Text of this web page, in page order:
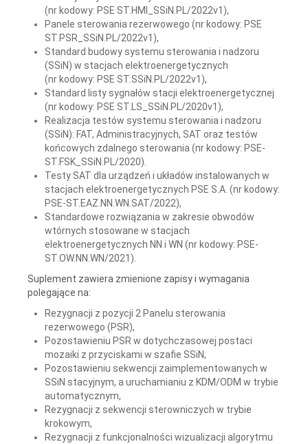
(nr kodowy: PSE ST.HMI_SSiN.PL/2022v1),
Panele sterowania rezerwowego (nr kodowy: PSE
ST.PSR_SSiN.PL/2022v1),
Standard budowy systemu sterowania i nadzoru
(SSiN) w stacjach elektroenergetycznych
(nr kodowy: PSE ST.SSiN.PL/2022v1),
Standard listy sygnałów stacji elektroenergetycznej
(nr kodowy: PSE ST.LS_SSiN.PL/2020v1),
Realizacja testów systemu sterowania i nadzoru
(SSiN): FAT, Administracyjnych, SAT oraz testów
końcowych zdalnego sterowania (nr kodowy: PSE-
ST.FSK_SSiN.PL/2020).
Testy SAT dla urządzeń i układów instalowanych w
stacjach elektroenergetycznych PSE S.A. (nr kodowy:
PSE-ST.EAZ.NN.WN.SAT/2022),
Standardowe rozwiązania w zakresie obwodów
wtórnych stosowane w stacjach
elektroenergetycznych NN i WN (nr kodowy: PSE-
ST.OW.NN.WN/2021).
Suplement zawiera zmienione zapisy i wymagania
polegające na:
Rezygnacji z pozycji 2 Panelu sterowania
rezerwowego (PSR),
Pozostawieniu PSR w dotychczasowej postaci
mozaiki z przyciskami w szafie SSiN,
Pozostawieniu sekwencji zaimplementowanych w
SSiN stacyjnym, a uruchamianiu z KDM/ODM w trybie
automatycznym,
Rezygnacji z sekwencji sterowniczych w trybie
krokowym,
Rezygnacji z funkcjonalności wizualizacji algorytmu